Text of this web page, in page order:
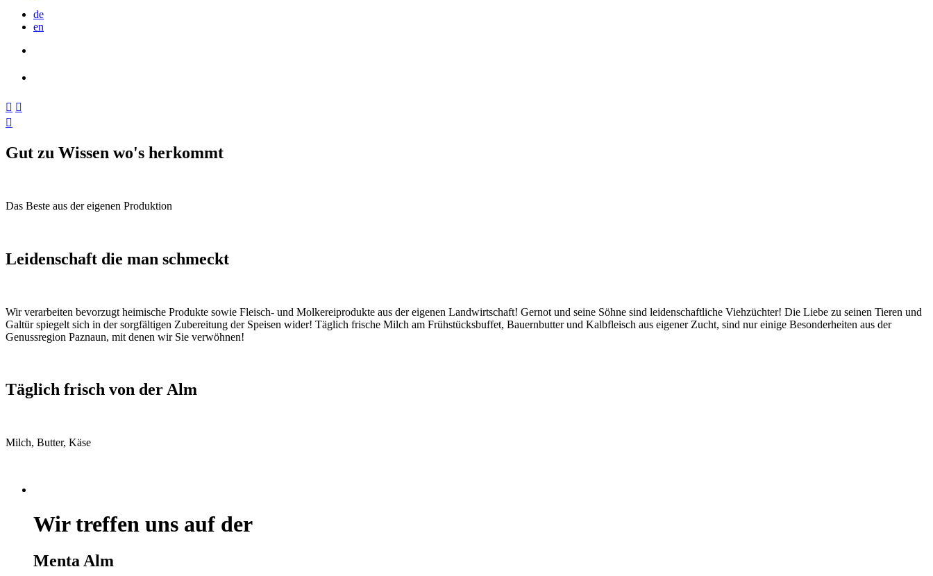
de
en
 

Gut zu Wissen wo's herkommt
Das Beste aus der eigenen Produktion
Leidenschaft die man schmeckt
Wir verarbeiten bevorzugt heimische Produkte sowie Fleisch- und Molkereiprodukte aus der eigenen Landwirtschaft! Gernot und seine Söhne sind leidenschaftliche Viehzüchter! Die Liebe zu seinen Tieren und
Galtür spiegelt sich in der sorgfältigen Zubereitung der Speisen wider! Täglich frische Milch am Frühstücksbuffet, Bauernbutter und Kalbfleisch aus eigener Zucht, sind nur einige Besonderheiten aus der
Genussregion Paznaun, mit denen wir Sie verwöhnen!
Täglich frisch von der Alm
Milch, Butter, Käse
Wir treffen uns auf der
Menta Alm